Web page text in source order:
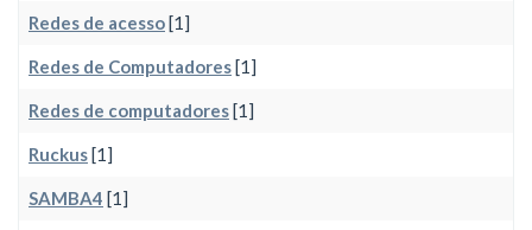
Redes de acesso[1]
Redes de Computadores[1]
Redes de computadores[1]
Ruckus[1]
SAMBA4 [1]